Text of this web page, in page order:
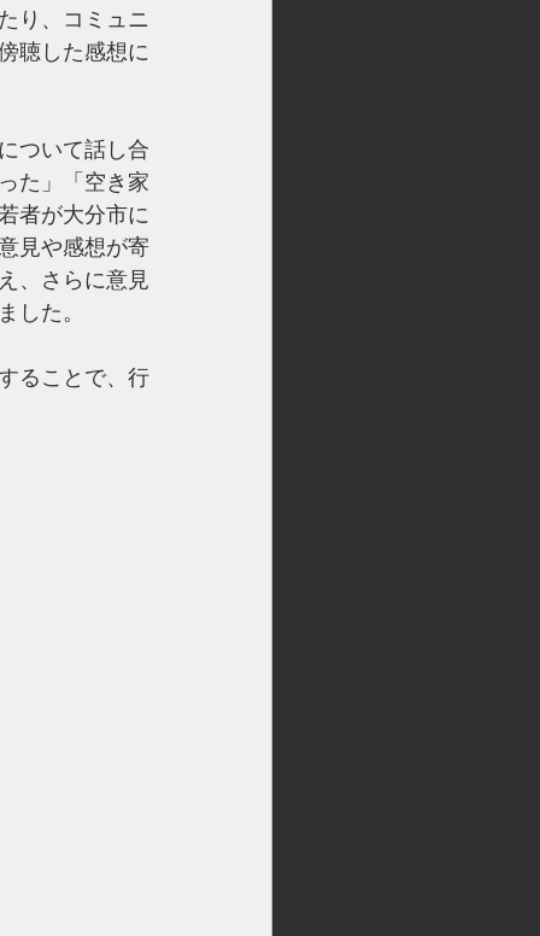
り、コミュニ
聴した感想に
ついて話し合
た」「空き家
者が大分市に
見や感想が寄
、さらに意見
した。
ることで、行